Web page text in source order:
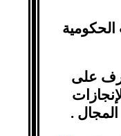
الحكومية
على
المجال .